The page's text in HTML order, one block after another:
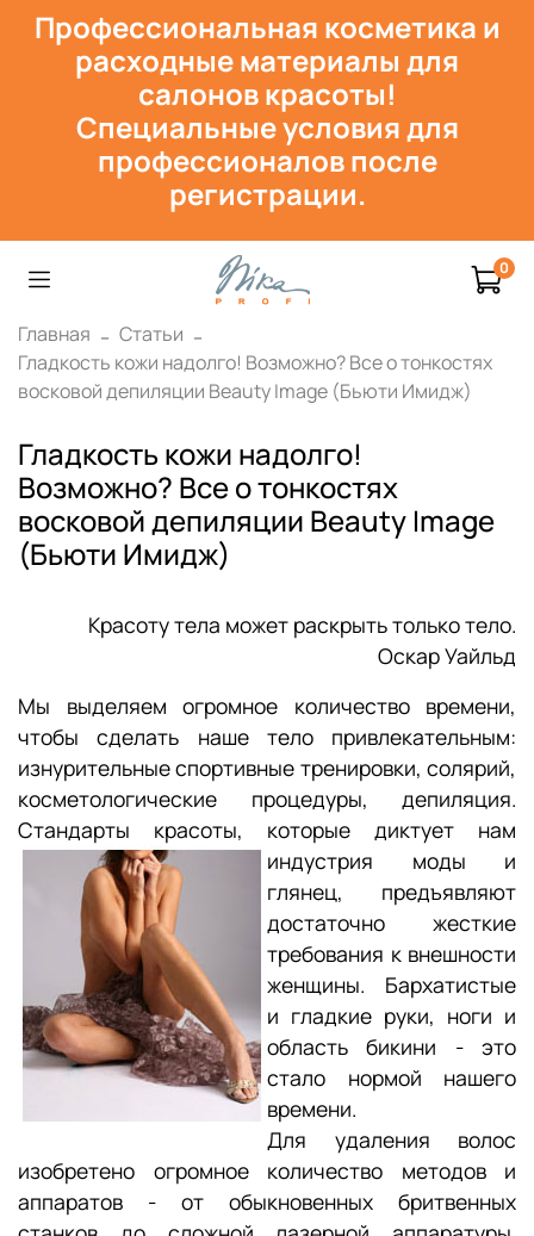
Профессиональная косметика и
расходные материалы для
салонов красоты!
Специальные условия для
профессионалов после
регистрации.
0
Главная
Статьи
Гладкость кожи надолго! Возможно? Все о тонкостях
восковой депиляции Beauty Image (Бьюти Имидж)
Гладкость кожи надолго!
Возможно? Все о тонкостях
восковой депиляции Beauty Image
(Бьюти Имидж)
Красоту тела может раскрыть только тело.
Оскар Уайльд
Мы выделяем огромное количество времени,
чтобы сделать наше тело привлекательным:
изнурительные спортивные тренировки, солярий,
косметологические процедуры, депиляция.
Стандарты красоты, которые диктует нам
индустрия моды и
глянец, предъявляют
достаточно жесткие
требования к внешности
женщины. Бархатистые
и гладкие руки, ноги и
область бикини - это
стало нормой нашего
времени.
Для удаления волос
изобретено огромное количество методов и
аппаратов - от обыкновенных бритвенных